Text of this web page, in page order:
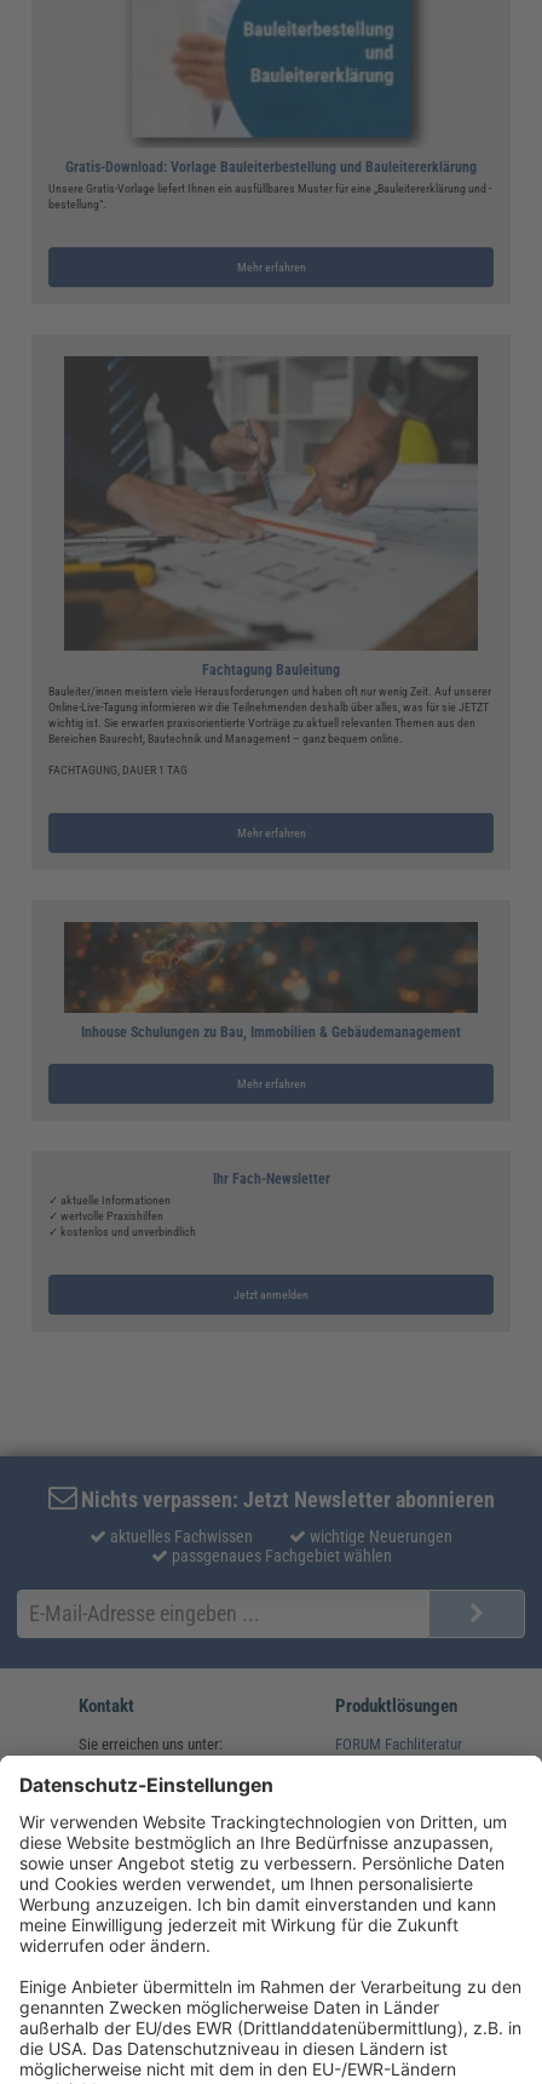
Gratis-Download: Vorlage Bauleiterbestellung und Bauleitererklärung
Unsere Gratis-Vorlage liefert Ihnen ein ausfüllbares Muster für eine „Bauleitererklärung und -
bestellung“.
Mehr erfahren
Fachtagung Bauleitung
Bauleiter/innen meistern viele Herausforderungen und haben oft nur wenig Zeit. Auf unserer
Online-Live-Tagung informieren wir die Teilnehmenden deshalb über alles, was für sie JETZT
wichtig ist. Sie erwarten praxisorientierte Vorträge zu aktuell relevanten Themen aus den
Bereichen Baurecht, Bautechnik und Management – ganz bequem online.
FACHTAGUNG, DAUER 1 TAG
Mehr erfahren
Inhouse Schulungen zu Bau, Immobilien & Gebäudemanagement
Mehr erfahren
Ihr Fach-Newsletter
✓ aktuelle Informationen
✓ wertvolle Praxishilfen
✓ kostenlos und unverbindlich
Jetzt anmelden
Nichts verpassen: Jetzt Newsletter abonnieren
aktuelles Fachwissen
wichtige Neuerungen
passgenaues Fachgebiet wählen
Kontakt
Sie erreichen uns unter:
(08233) 38 11 23
service@forum-verlag.com
Mo-Do 07:30 - 17:00 Uhr
Fr 07:30 - 15:00 Uhr
Produktlösungen
FORUM Fachliteratur
Folgen Sie uns
Impressum